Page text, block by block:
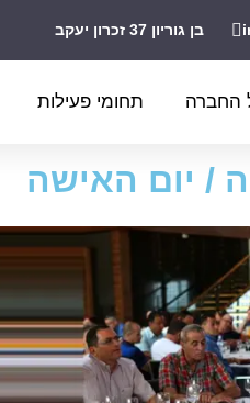
בן גוריון 37 זכרון יעקב
החברה תחומי פעילות
/ יום האישה